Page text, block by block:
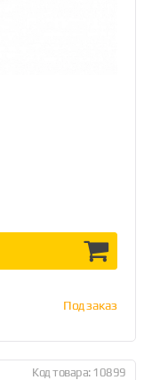
Под заказ
Код товара: 10899